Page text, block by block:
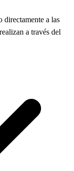
directamente a las
a través del